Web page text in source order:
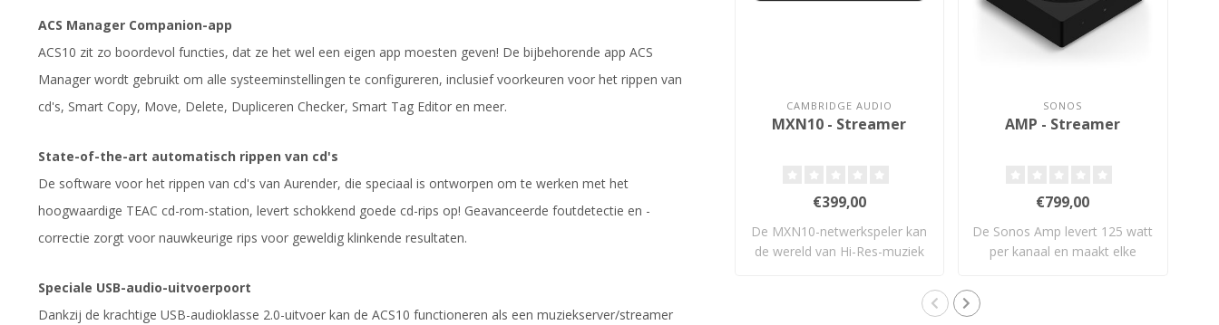
ACS Manager Companion-app
ACS10 zit zo boordevol functies, dat ze het wel een eigen app moesten geven! De bijbehorende app ACS
Manager wordt gebruikt om alle systeeminstellingen te configureren, inclusief voorkeuren voor het rippen van
cd's, Smart Copy, Move, Delete, Dupliceren Checker, Smart Tag Editor en meer.
State-of-the-art automatisch rippen van cd's
De software voor het rippen van cd's van Aurender, die speciaal is ontworpen om te werken met het
hoogwaardige TEAC cd-rom-station, levert schokkend goede cd-rips op! Geavanceerde foutdetectie en -
correctie zorgt voor nauwkeurige rips voor geweldig klinkende resultaten.
Speciale USB-audio-uitvoerpoort
Dankzij de krachtige USB-audioklasse 2.0-uitvoer kan de ACS10 functioneren als een muziekserver/streamer
CAMBRIDGE AUDIO
MXN10 - Streamer
€399,00
De MXN10-netwerkspeler kan
de wereld van Hi-Res-muziek
SONOS
AMP - Streamer
€799,00
De Sonos Amp levert 125 watt
per kanaal en maakt elke